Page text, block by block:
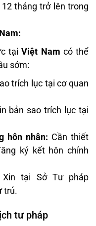
tháng trở lên trong
tạiViệt Nam có thể
sớm:
trích lục tại cơ quan
bản sao trích lục tại
hôn nhân: Cần thiết
ký kết hôn chính
Xin tại Sở Tư pháp
trú.
tư pháp